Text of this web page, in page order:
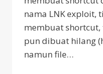
nama LNK exploit,
membuat
pun dibuat hilang
namun file…